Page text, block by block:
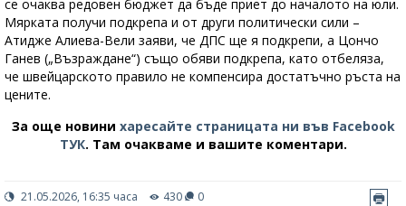
се очаква редовен бюджет да бъде приет до началото на юли.
Мярката получи подкрепа и от други политически сили –
Атидже Алиева-Вели заяви, че ДПС ще я подкрепи, а Цончо
Ганев („Възраждане“) също обяви подкрепа, като отбеляза,
че швейцарското правило не компенсира достатъчно ръста на
цените.
За още новини харесайте страницата ни във Facebook
ТУК. Там очакваме и вашите коментари.
21.05.2026, 16:35 часа 430 0